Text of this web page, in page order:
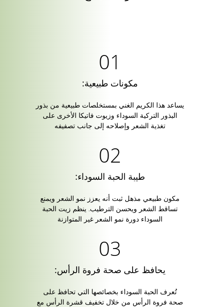
مكونات طبيعية:
يساعد هذا الكريم الغني بمستخلصات طبيعية من بذور
البذور التركية السوداء وزيوت فاتيكا الأخرى على
تغذية الشعر وإصلاحه إلى جانب تصفيفه
طيبة الحبة السوداء:
مكون طبيعي مذهل ثبت أنه يعزز نمو الشعر ويمنع
تساقط الشعر ويحسن الترطيب. ينظم زيت الحبة
السوداء دورة نمو الشعر غير المتوازنة
يحافظ على صحة فروة الرأس:
تُعرف الحبة السوداء بخصائصها التي تحافظ على
صحة فروة الرأس من خلال تخفيف قشرة الرأس مع